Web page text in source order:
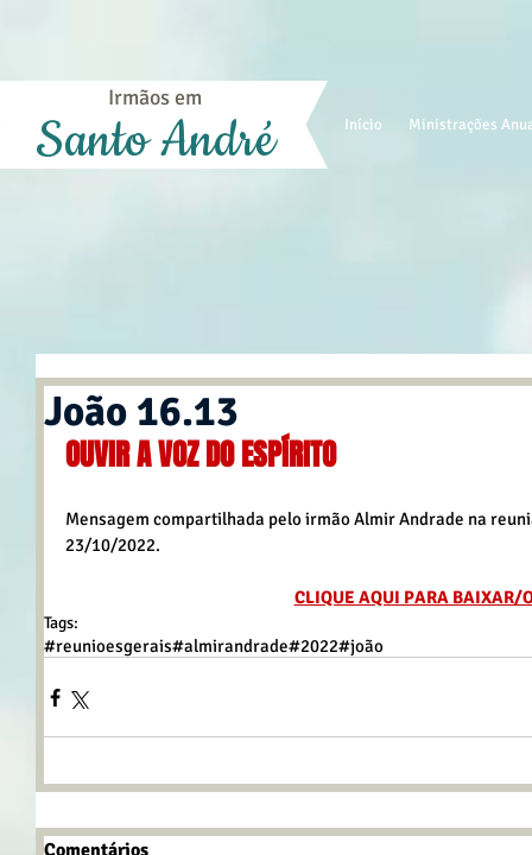
Início Ministrações
Irmãos em
Santo André
João 16.13
OUVIR A VOZ DO ESPÍRITO
Mensagem compartilhada pelo irmão Almir Andrade na
23/10/2022.
CLIQUE AQUI PARA BAIXAR/
Tags:
#reunioesgerais#almirandrade#2022#joão
Comentários